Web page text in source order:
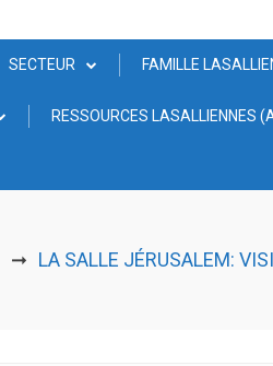
SECTEUR FAMILLE
RESSOURCES LASALLIENNES
➞ LA SALLE JÉRUSALEM: